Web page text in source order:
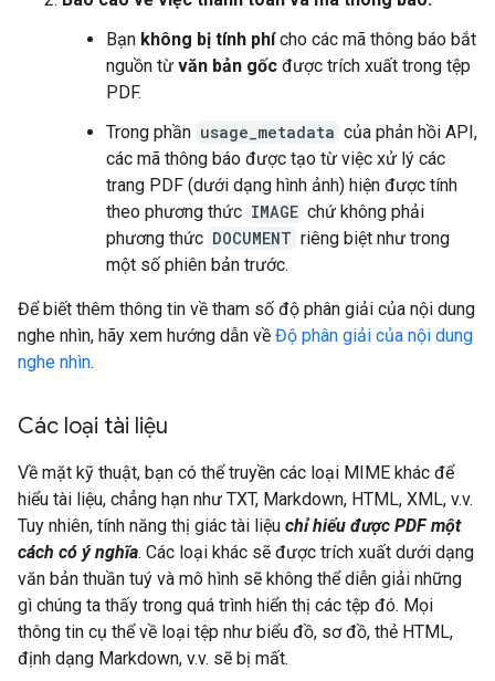
Bạn không bị tính phícho các mã thông báo bắt
nguồn từ văn bản gốc được trích xuất trong tệp
PDF.
Trong phần usage_metadata của phản hồi API,
các mã thông báo được tạo từ việc xử lý các
trang PDF (dưới dạng hình ảnh) hiện được tính
theo phương thức IMAGE chứ không phải
phương thức DOCUMENT riêng biệt như trong
một số phiên bản trước.
Để biết thêm thông tin về tham số độ phân giải của nội dung
nghe nhìn, hãy xem hướng dẫn về Độ phân giải của nội dung
nghe nhìn.
Các loại tài liệu
Về mặt kỹ thuật, bạn có thể truyền các loại MIME khác để
hiểu tài liệu, chẳng hạn như TXT, Markdown, HTML, XML, v.v.
Tuy nhiên, tính năng thị giác tài liệu chỉ hiểu được PDF một
cách có ý nghĩa. Các loại khác sẽ được trích xuất dưới dạng
văn bản thuần tuý và mô hình sẽ không thể diễn giải những
gì chúng ta thấy trong quá trình hiển thị các tệp đó. Mọi
thông tin cụ thể về loại tệp như biểu đồ, sơ đồ, thẻ HTML,
định dạng Markdown, v.v. sẽ bị mất.